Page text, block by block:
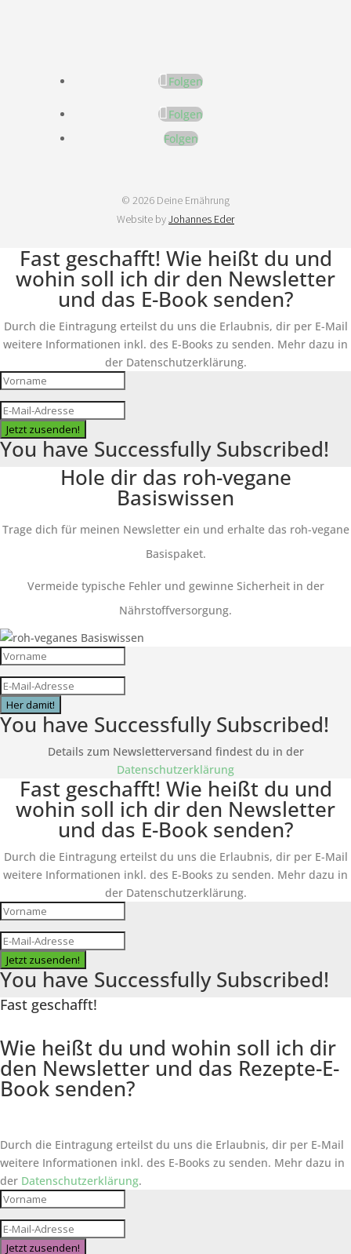
Folgen
Folgen
Folgen
© 2026 Deine Ernährung
Website byJohannes Eder
Fast geschafft! Wie heißt du und
wohin soll ich dir den Newsletter
und das E-Book senden?
Durch die Eintragung erteilst du uns die Erlaubnis, dir per E-Mail
weitere Informationen inkl. des E-Books zu senden. Mehr dazu in
der Datenschutzerklärung.
Jetzt zusenden!
You have Successfully Subscribed!
Hole dir das roh-vegane
Basiswissen
Trage dich für meinen Newsletter ein und erhalte das roh-vegane
Basispaket.
Vermeide typische Fehler und gewinne Sicherheit in der
Nährstoffversorgung.
Her damit!
You have Successfully Subscribed!
Details zum Newsletterversand findest du in der
Datenschutzerklärung
Fast geschafft! Wie heißt du und
wohin soll ich dir den Newsletter
und das E-Book senden?
Durch die Eintragung erteilst du uns die Erlaubnis, dir per E-Mail
weitere Informationen inkl. des E-Books zu senden. Mehr dazu in
der Datenschutzerklärung.
Jetzt zusenden!
You have Successfully Subscribed!
Fast geschafft!
Wie heißt du und wohin soll ich dir
den Newsletter und das Rezepte-E-
Book senden?
Durch die Eintragung erteilst du uns die Erlaubnis, dir per E-Mail
weitere Informationen inkl. des E-Books zu senden. Mehr dazu in
der Datenschutzerklärung.
Jetzt zusenden!